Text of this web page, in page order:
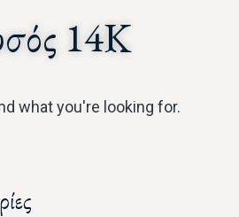
14Κ
what you're looking for.